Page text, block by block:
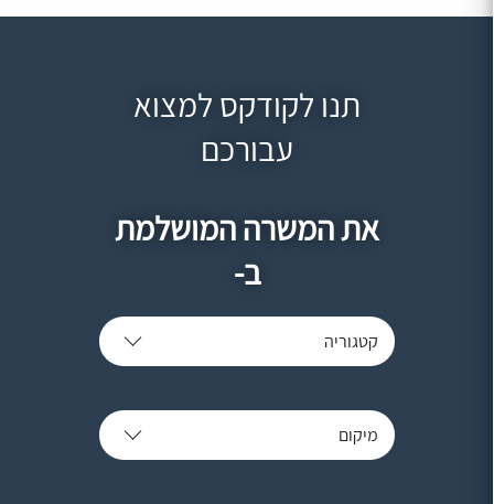
תנו לקודקס למצוא
עבורכם
את המשרה המושלמת
ב-
קטגוריה
מיקום